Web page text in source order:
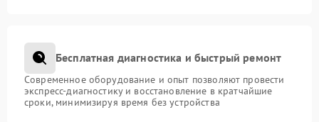
Бесплатная диагностика и быстрый ремонт
Современное оборудование и опыт позволяют провести
экспресс-диагностику и восстановление в кратчайшие
сроки, минимизируя время без устройства